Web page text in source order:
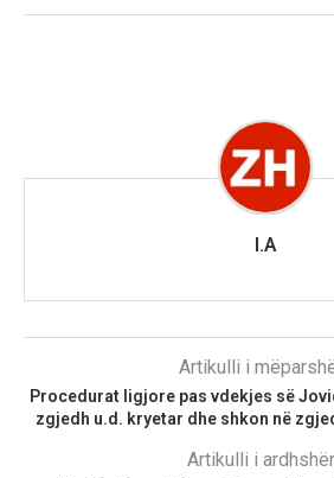
I.A
Artikulli i
Procedurat ligjore pas vdekjes së
zgjedh u.d. kryetar dhe shkon në
Artikulli i